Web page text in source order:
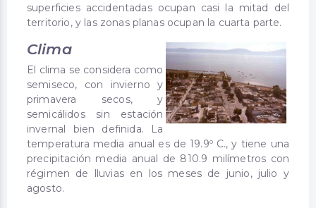
superficies accidentadas ocupan casi la mitad del
territorio, y las zonas planas ocupan la cuarta parte.
Clima
El clima se considera como
semiseco, con invierno y
primavera secos, y
semicálidos sin estación
invernal bien definida. La
temperatura media anual es de 19.9º C., y tiene una
precipitación media anual de 810.9 milímetros con
régimen de lluvias en los meses de junio, julio y
agosto.